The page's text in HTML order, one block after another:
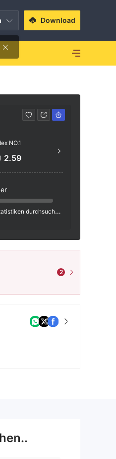
Download
NO.1
2.59
durchsuchen
2